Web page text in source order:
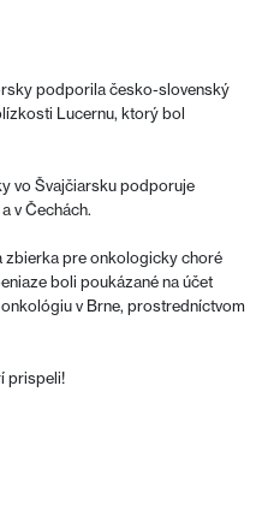
podporila česko-slovenský
Lucernu, ktorý bol
vo Švajčiarsku podporuje
v Čechách.
zbierka pre onkologicky choré
boli poukázané na účet
v Brne, prostredníctvom
prispeli!